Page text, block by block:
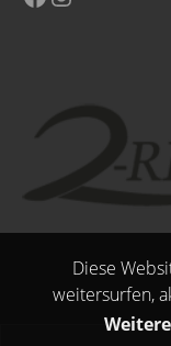
Diese
weitersurfen,